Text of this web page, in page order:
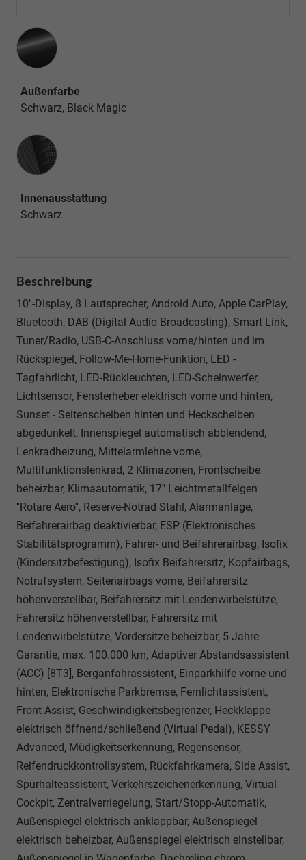
Außenfarbe
Schwarz, Black Magic
Innenausstattung
Innenausstattung
Schwarz
Beschreibung
10''-Display, 8 Lautsprecher, Android Auto, Apple CarPlay,
Bluetooth, DAB (Digital Audio Broadcasting), Smart Link,
Tuner/Radio, USB-C-Anschluss vorne/hinten und im
Rückspiegel, Follow-Me-Home-Funktion, LED -
Tagfahrlicht, LED-Rückleuchten, LED-Scheinwerfer,
Lichtsensor, Fensterheber elektrisch vorne und hinten,
Sunset - Seitenscheiben hinten und Heckscheiben
abgedunkelt, Innenspiegel automatisch abblendend,
Lenkradheizung, Mittelarmlehne vorne,
Multifunktionslenkrad, 2 Klimazonen, Frontscheibe
beheizbar, Klimaautomatik, 17'' Leichtmetallfelgen
''Rotare Aero'', Reserve-Notrad Stahl, Alarmanlage,
Beifahrerairbag deaktivierbar, ESP (Elektronisches
Stabilitätsprogramm), Fahrer- und Beifahrerairbag, Isofix
(Kindersitzbefestigung), Isofix Beifahrersitz, Kopfairbags,
Notrufsystem, Seitenairbags vorne, Beifahrersitz
höhenverstellbar, Beifahrersitz mit Lendenwirbelstütze,
Fahrersitz höhenverstellbar, Fahrersitz mit
Lendenwirbelstütze, Vordersitze beheizbar, 5 Jahre
Garantie, max. 100.000 km, Adaptiver Abstandsassistent
(ACC) [8T3], Berganfahrassistent, Einparkhilfe vorne und
hinten, Elektronische Parkbremse, Fernlichtassistent,
Front Assist, Geschwindigkeitsbegrenzer, Heckklappe
elektrisch öffnend/schließend (Virtual Pedal), KESSY
Advanced, Müdigkeitserkennung, Regensensor,
Reifendruckkontrollsystem, Rückfahrkamera, Side Assist,
Spurhalteassistent, Verkehrszeichenerkennung, Virtual
Cockpit, Zentralverriegelung, Start/Stopp-Automatik,
Außenspiegel elektrisch anklappbar, Außenspiegel
elektrisch beheizbar, Außenspiegel elektrisch einstellbar,